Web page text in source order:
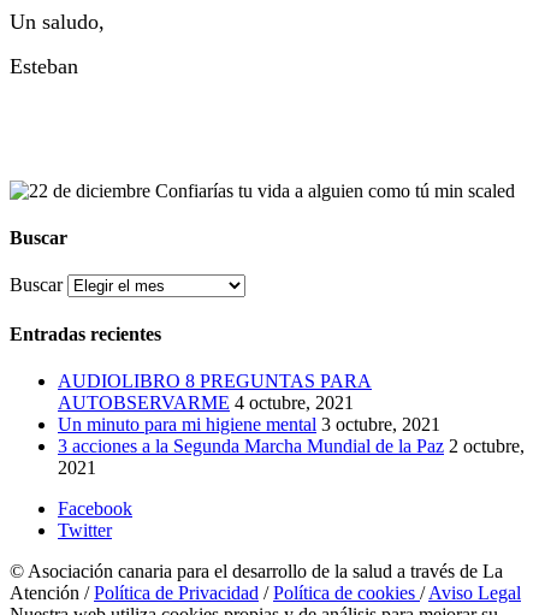
Un saludo,
Esteban
Buscar
Buscar
Entradas recientes
AUDIOLIBRO 8 PREGUNTAS PARA
AUTOBSERVARME 4 octubre, 2021
Un minuto para mi higiene mental 3 octubre, 2021
3 acciones a la Segunda Marcha Mundial de la Paz 2 octubre,
2021
Facebook
Twitter
© Asociación canaria para el desarrollo de la salud a través de La
Atención /Política de Privacidad /Política de cookies /Aviso Legal